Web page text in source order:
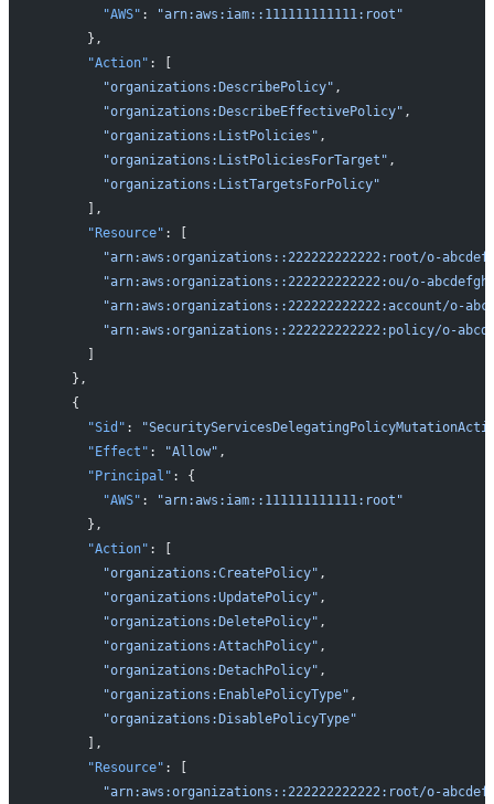
        "AWS"
:
"arn:aws:iam::111111111111:root"
      },
      "Action"
: [
        "organizations:DescribePolicy"
,
        "organizations:DescribeEffectivePolicy"
,
        "organizations:ListPolicies"
,
        "organizations:ListPoliciesForTarget"
,
        "organizations:ListTargetsForPolicy"
      ],
      "Resource"
: [
"arn:aws:organizations::222222222222:root/o-
"arn:aws:organizations::222222222222:ou/o-
"arn:aws:organizations::222222222222:account/o-
"arn:aws:organizations::222222222222:policy/o-
    },
    {
      "Sid"
:
      "Effect"
: "Allow" ,
      "Principal"
: {
        "AWS"
:
"arn:aws:iam::111111111111:root"
      },
      "Action"
: [
        "organizations:CreatePolicy"
,
        "organizations:UpdatePolicy"
,
        "organizations:DeletePolicy"
,
        "organizations:AttachPolicy"
,
        "organizations:DetachPolicy"
,
        "organizations:EnablePolicyType"
,
        "organizations:DisablePolicyType"
      ],
      "Resource"
: [
"arn:aws:organizations::222222222222:root/o-